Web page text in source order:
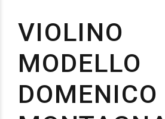
VIOLINO
MODELLO
DOMENICO